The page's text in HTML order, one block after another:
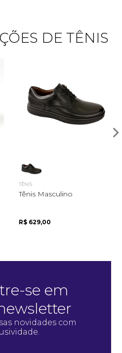
cadastrar
DE TÊNIS
TÊNIS
Tênis Masculino
R$ 629,00
se em
novidades com